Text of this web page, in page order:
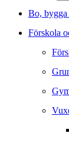
Bo,
Förskola